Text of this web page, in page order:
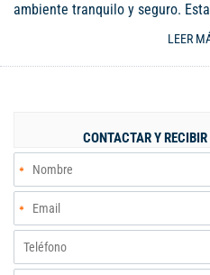
ambiente tranquilo y seguro.
moderno y funcional, con
de toda la familia. La sala y el
apacible, sino que también
calidad que incluyen zonas
perfectas para disfrutar del aire
permite un fácil acceso a
pierda la oportunidad de adquirir
combina comodidad, estilo y
para más información y agendar
LEER
CONTACTAR Y